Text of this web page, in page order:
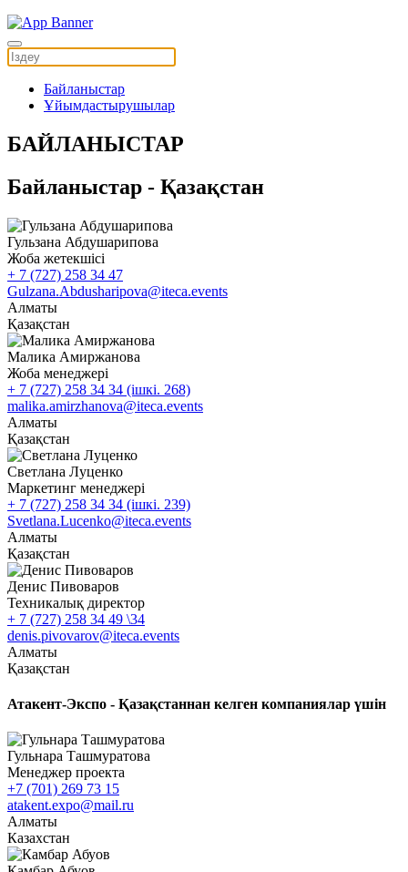
Байланыстар
Ұйымдастырушылар
БАЙЛАНЫСТАР
Байланыстар - Қазақстан
Гульзана Абдушарипова
Жоба жетекшісі
+ 7 (727) 258 34 47
Gulzana.Abdusharipova@iteca.events
Алматы
Қазақстан
Малика Амиржанова
Жоба менеджері
+ 7 (727) 258 34 34 (ішкі. 268)
malika.amirzhanova@iteca.events
Алматы
Қазақстан
Светлана Луценко
Маркетинг менеджері
+ 7 (727) 258 34 34 (ішкі. 239)
Svetlana.Lucenko@iteca.events
Алматы
Қазақстан
Денис Пивоваров
Техникалық директор
+ 7 (727) 258 34 49 \34
denis.pivovarov@iteca.events
Алматы
Қазақстан
Атакент-Экспо - Қазақстаннан келген компаниялар үшін
Гульнара Ташмуратова
Менеджер проекта
+7 (701) 269 73 15
atakent.expo@mail.ru
Алматы
Казахстан